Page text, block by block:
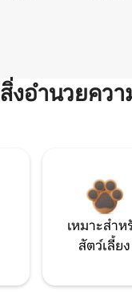
สิ่งอำนวยคว
เหมาะสำห
สัตว์เลี้ยง